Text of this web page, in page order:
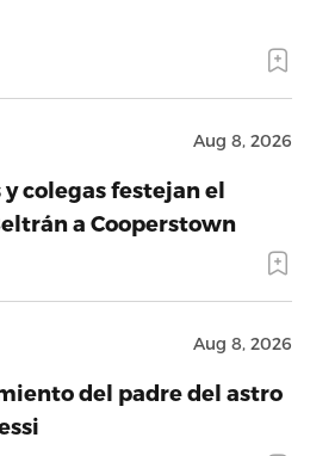
Aug 8, 2026
colegas festejan el
a Cooperstown
Aug 8, 2026
del padre del astro